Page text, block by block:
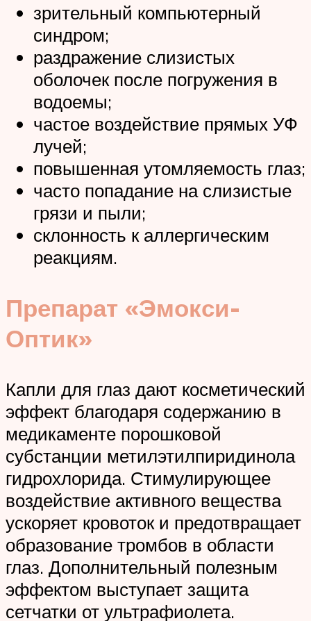
зрительный компьютерный
синдром;
раздражение слизистых
оболочек после погружения в
водоемы;
частое воздействие прямых УФ
лучей;
повышенная утомляемость глаз;
часто попадание на слизистые
грязи и пыли;
склонность к аллергическим
реакциям.
Препарат «Эмокси-
Оптик»
Капли для глаз дают косметический
эффект благодаря содержанию в
медикаменте порошковой
субстанции метилэтилпиридинола
гидрохлорида. Стимулирующее
воздействие активного вещества
ускоряет кровоток и предотвращает
образование тромбов в области
глаз. Дополнительный полезным
эффектом выступает защита
сетчатки от ультрафиолета.